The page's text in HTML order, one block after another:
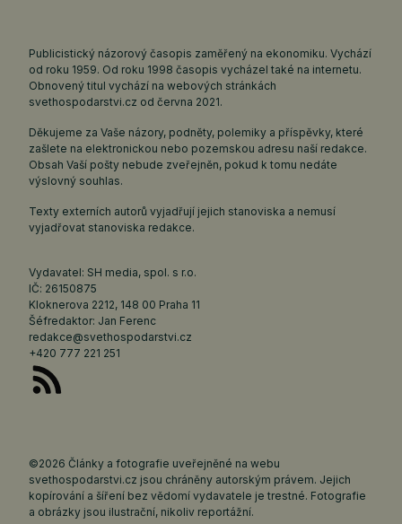
Publicistický názorový časopis zaměřený na ekonomiku. Vychází
od roku 1959. Od roku 1998 časopis vycházel také na internetu.
Obnovený titul vychází na webových stránkách
svethospodarstvi.cz od června 2021.
Děkujeme za Vaše názory, podněty, polemiky a příspěvky, které
zašlete na elektronickou nebo pozemskou adresu naší redakce.
Obsah Vaší pošty nebude zveřejněn, pokud k tomu nedáte
výslovný souhlas.
Texty externích autorů vyjadřují jejich stanoviska a nemusí
vyjadřovat stanoviska redakce.
Vydavatel: SH media, spol. s r.o.
IČ: 26150875
Kloknerova 2212, 148 00 Praha 11
Šéfredaktor: Jan Ferenc
redakce@svethospodarstvi.cz
+420 777 221 251
©2026 Články a fotografie uveřejněné na webu
svethospodarstvi.cz jsou chráněny autorským právem. Jejich
kopírování a šíření bez vědomí vydavatele je trestné. Fotografie
a obrázky jsou ilustrační, nikoliv reportážní.